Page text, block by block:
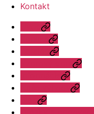
Kontakt